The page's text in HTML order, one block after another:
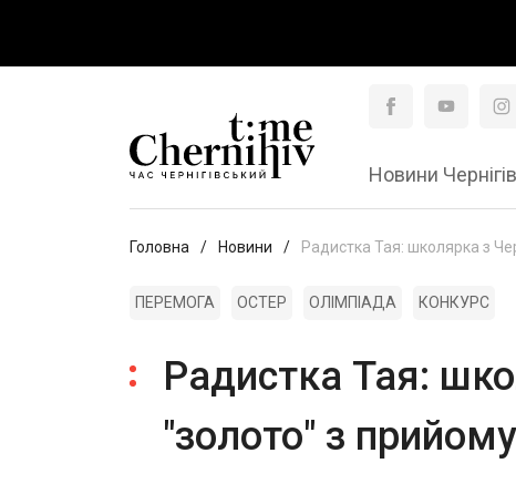
Новини Чернігів
Головна Новини Радистка Тая: школярка з
ПЕРЕМОГА ОСТЕР ОЛІМПІАДА КОНКУРС
Радистка Тая:
"золото" з